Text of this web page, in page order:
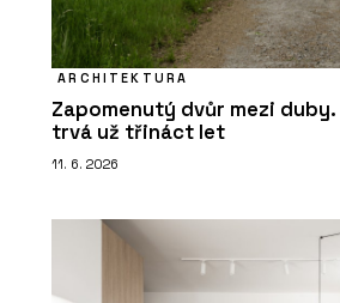
ARCHITEKTURA
Zapomenutý dvůr mezi
trvá už třináct let
11. 6. 2026